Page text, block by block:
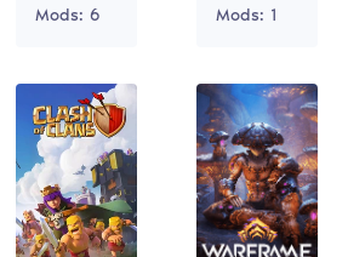
Mods: 6 Mods: 1